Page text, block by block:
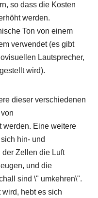
so dass die Kosten
werden.
Ton von einem
verwendet (es gibt
Lautsprecher,
wird).
dieser verschiedenen
werden. Eine weitere
hin- und
Zellen die Luft
und die
sind \" umkehren\".
hebt es sich